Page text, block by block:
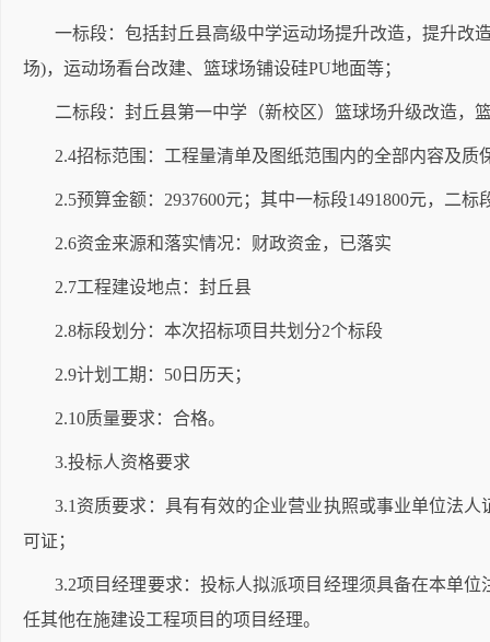
一标段：包括封丘县高级中学运动场提升改造，提升改
场)，运动场看台改建、篮球场铺设硅PU地面等；
二标段：封丘县第一中学（新校区）篮球场升级改造，
2.4招标范围：工程量清单及图纸范围内的全部内容及
2.5预算金额：2937600元；其中一标段1491800元，二标
2.6资金来源和落实情况：财政资金，已落实
2.7工程建设地点：封丘县
2.8标段划分：本次招标项目共划分2个标段
2.9计划工期：50日历天；
2.10质量要求：合格。
3.投标人资格要求
3.1资质要求：具有有效的企业营业执照或事业单位法
可证；
3.2项目经理要求：投标人拟派项目经理须具备在本单
任其他在施建设工程项目的项目经理。